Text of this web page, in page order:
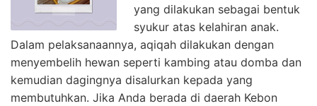
yang dilakukan sebagai bentuk
syukur atas kelahiran anak.
Dalam pelaksanaannya, aqiqah dilakukan dengan
menyembelih hewan seperti kambing atau domba dan
kemudian dagingnya disalurkan kepada yang
membutuhkan. Jika Anda berada di daerah Kebon